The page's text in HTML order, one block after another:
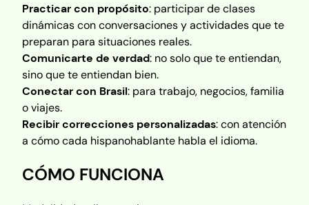
Practicar con propósito: participar de clases
dinámicas con conversaciones y actividades que te
preparan para situaciones reales.
Comunicarte de verdad: no solo que te entiendan,
sino que te entiendan bien.
Conectar con Brasil: para trabajo, negocios, familia
o viajes.
Recibir correcciones personalizadas: con atención
a cómo cada hispanohablante habla el idioma.
CÓMO FUNCIONA